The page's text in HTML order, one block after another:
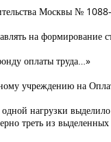
Москвы №
на формирование
оплаты труда…»
учреждению на
нагрузки
треть из